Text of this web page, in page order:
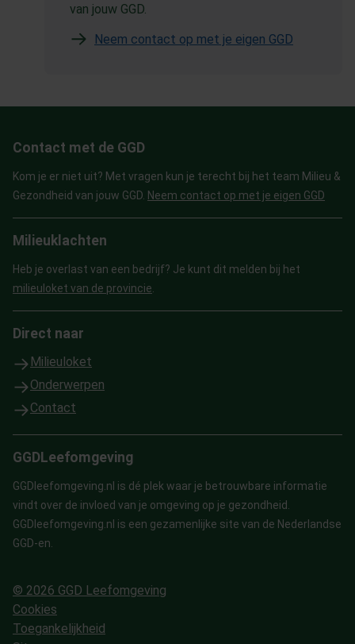
van jouw GGD.
Neem contact op met je eigen GGD
Contact met de GGD
Kom je er niet uit? Met vragen kun je terecht bij het team Milieu &
Gezondheid van jouw GGD. Neem contact op met je eigen GGD
Milieuklachten
Heb je overlast van een bedrijf? Je kunt dit melden bij het
milieuloket van de provincie
Direct naar
Milieuloket
Onderwerpen
Contact
GGDLeefomgeving
GGDleefomgeving.nl is dé plek waar je betrouwbare informatie
vindt over de invloed van je omgeving op je gezondheid.
GGDleefomgeving.nl is een gezamenlijke site van de Nederlandse
GGD-en.
© 2026 GGD Leefomgeving
Cookies
Toegankelijkheid